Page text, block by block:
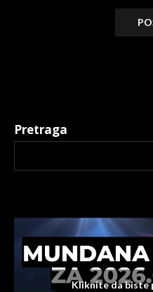
Pretraga
Kliknite da biste